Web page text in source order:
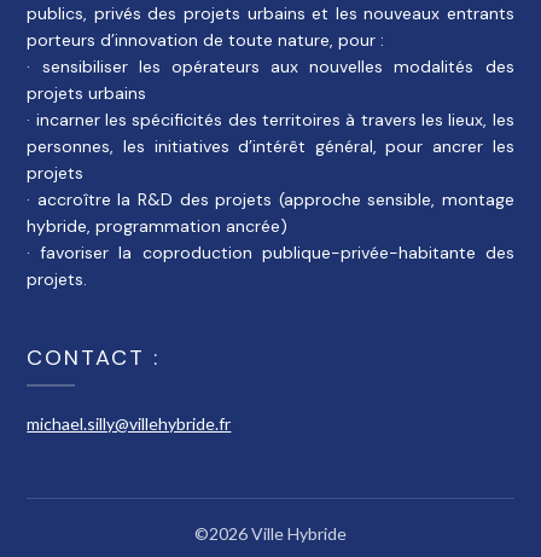
publics, privés des projets urbains et les nouveaux entrants
porteurs d’innovation de toute nature, pour :
· sensibiliser les opérateurs aux nouvelles modalités des
projets urbains
· incarner les spécificités des territoires à travers les lieux, les
personnes, les initiatives d’intérêt général, pour ancrer les
projets
· accroître la R&D des projets (approche sensible, montage
hybride, programmation ancrée)
· favoriser la coproduction publique-privée-habitante des
projets.
CONTACT :
michael.silly@villehybride.fr
©2026 Ville Hybride